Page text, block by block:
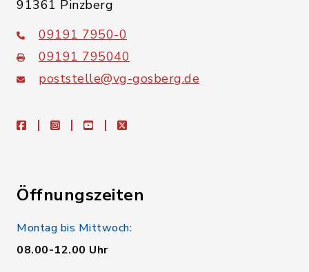
91361 Pinzberg
09191 7950-0
09191 795040
poststelle@vg-gosberg.de
facebookinstagramyoutubeX
Öffnungszeiten
Montag bis Mittwoch:
08.00-12.00 Uhr